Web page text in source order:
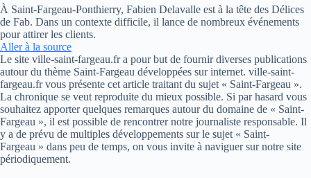
n
u
À Saint-Fargeau-Ponthierry, Fabien Delavalle est à la tête des Délices
de Fab. Dans un contexte difficile, il lance de nombreux événements
pour attirer les clients.
Aller à la source
Le site ville-saint-fargeau.fr a pour but de fournir diverses publications
autour du thème Saint-Fargeau développées sur internet. ville-saint-
fargeau.fr vous présente cet article traitant du sujet « Saint-Fargeau ».
La chronique se veut reproduite du mieux possible. Si par hasard vous
souhaitez apporter quelques remarques autour du domaine de « Saint-
Fargeau », il est possible de rencontrer notre journaliste responsable. Il
y a de prévu de multiples développements sur le sujet « Saint-
Fargeau » dans peu de temps, on vous invite à naviguer sur notre site
périodiquement.